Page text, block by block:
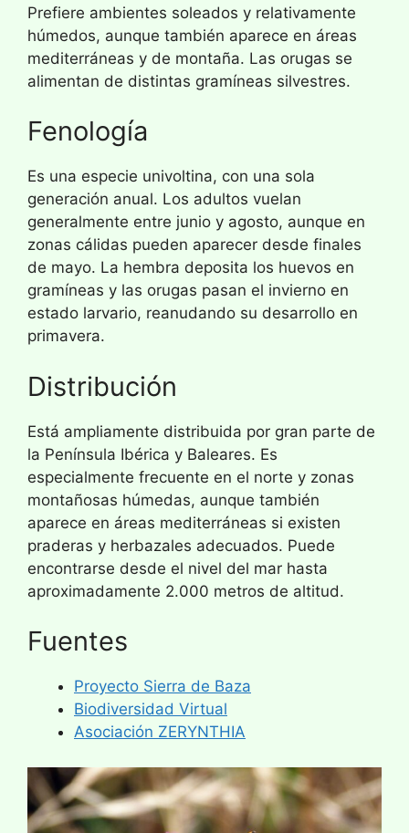
Prefiere ambientes soleados y relativamente
húmedos, aunque también aparece en áreas
mediterráneas y de montaña. Las orugas se
alimentan de distintas gramíneas silvestres.
Fenología
Es una especie univoltina, con una sola
generación anual. Los adultos vuelan
generalmente entre junio y agosto, aunque en
zonas cálidas pueden aparecer desde finales
de mayo. La hembra deposita los huevos en
gramíneas y las orugas pasan el invierno en
estado larvario, reanudando su desarrollo en
primavera.
Distribución
Está ampliamente distribuida por gran parte de
la Península Ibérica y Baleares. Es
especialmente frecuente en el norte y zonas
montañosas húmedas, aunque también
aparece en áreas mediterráneas si existen
praderas y herbazales adecuados. Puede
encontrarse desde el nivel del mar hasta
aproximadamente 2.000 metros de altitud.
Fuentes
Proyecto Sierra de Baza
Biodiversidad Virtual
Asociación ZERYNTHIA